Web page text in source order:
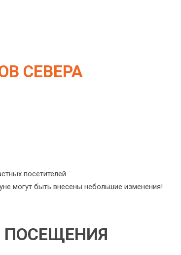
СЕВЕРА
посетителей.
могут быть внесены небольшие изменения!
ПОСЕЩЕНИЯ